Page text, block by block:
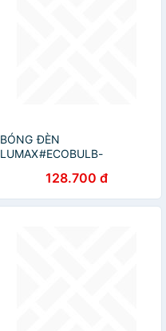
BÓNG ĐÈN
LUMAX#ECOBULB-
128.700 đ